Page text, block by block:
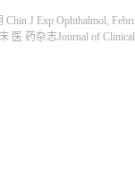
J Exp Ophthalmol,
药杂志Journal of Clinical